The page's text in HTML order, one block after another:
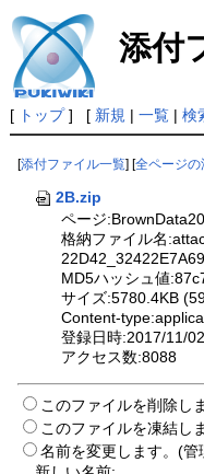
添付
[ トップ] [ 新規 | 一覧| 検
[添付ファイル一覧] [全ページ
2B.zip
ページ
格納ファイル名
MD5ハッシュ値
サイズ:5780.4KB
Content-
登録日時:2017/11/
アクセス数:8088
このファイルを削除し
このファイルを凍結し
名前を変更します。(